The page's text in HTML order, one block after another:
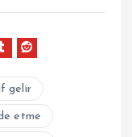
gelir
etme